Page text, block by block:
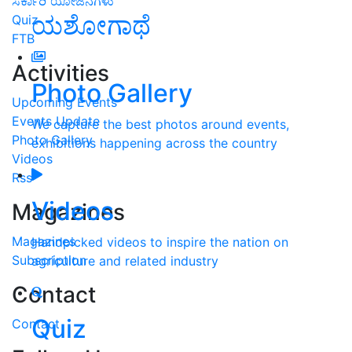
ಯಶೋಗಾಥೆ
Photo Gallery
We capture the best photos around events,
exhibitions happening across the country
Videos
Handpicked videos to inspire the nation on
agriculture and related industry
Quiz
Quiz
FTB
Activities
Upcoming Events
Events Update
Photo Gallery
Videos
Rss
Magazines
Magazines
Subscription
Contact
Contact